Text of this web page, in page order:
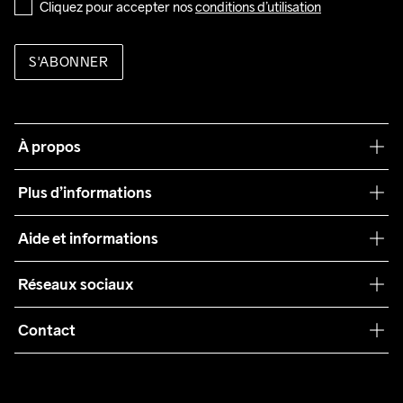
Cliquez pour accepter nos conditions d’utilisation
S'ABONNER
À propos
Plus d’informations
Teamwear
Durabilité
Collaborations
Aide et informations
Conditions générales
Retours
Réseaux sociaux
Contact